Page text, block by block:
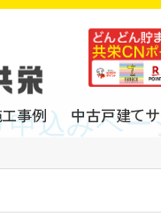
事例 中古戸建て
込みペー